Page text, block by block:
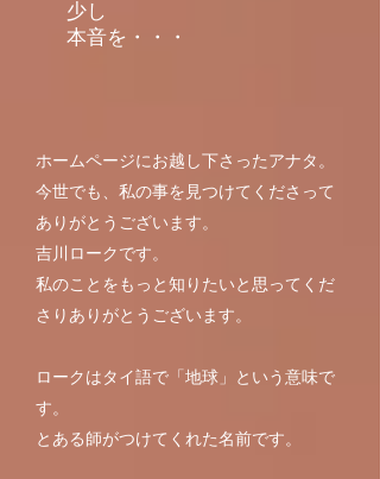
少し
​本音を・・・
ホームページにお越し下さったアナタ。
今世でも、私の事を見つけてくださって
ありがとうございます。
吉川ロークです。
私のことをもっと知りたいと思ってくだ
さりありがとうございます。
ロークはタイ語で「地球」という意味で
す。
とある師がつけてくれた名前です。